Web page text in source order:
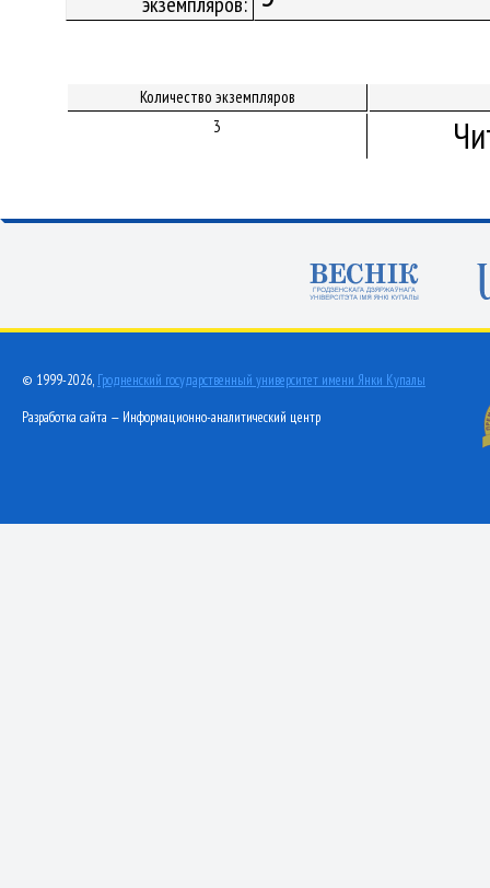
Количество экземпляров
3
© 1999-2026, Гродненский государственный университет имени Янки Купалы
Разработка сайта — Информационно-аналитический центр